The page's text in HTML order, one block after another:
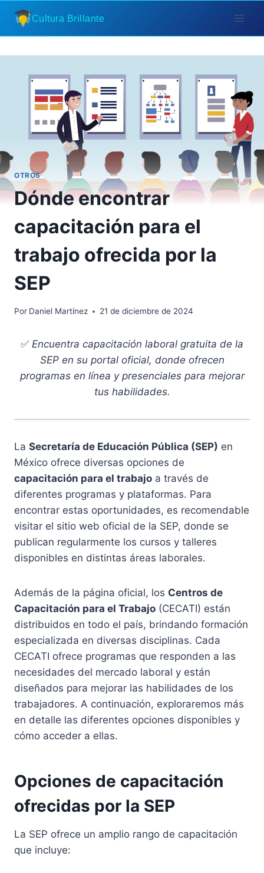
Saltar
contenido
Cultura Brillante
OTROS
Dónde encontrar
capacitación para el
trabajo ofrecida por la
SEP
Por Daniel Martínez 21 de diciembre de 2024
✅ Encuentra capacitación laboral gratuita de la
SEP en su portal oficial, donde ofrecen
programas en línea y presenciales para mejorar
tus habilidades.
La Secretaría de Educación Pública (SEP) en
México ofrece diversas opciones de
capacitación para el trabajo a través de
diferentes programas y plataformas. Para
encontrar estas oportunidades, es recomendable
visitar el sitio web oficial de la SEP, donde se
publican regularmente los cursos y talleres
disponibles en distintas áreas laborales.
Además de la página oficial, los Centros de
Capacitación para el Trabajo (CECATI) están
distribuidos en todo el país, brindando formación
especializada en diversas disciplinas. Cada
CECATI ofrece programas que responden a las
necesidades del mercado laboral y están
diseñados para mejorar las habilidades de los
trabajadores. A continuación, exploraremos más
en detalle las diferentes opciones disponibles y
cómo acceder a ellas.
Opciones de capacitación
ofrecidas por la SEP
La SEP ofrece un amplio rango de capacitación
que incluye: